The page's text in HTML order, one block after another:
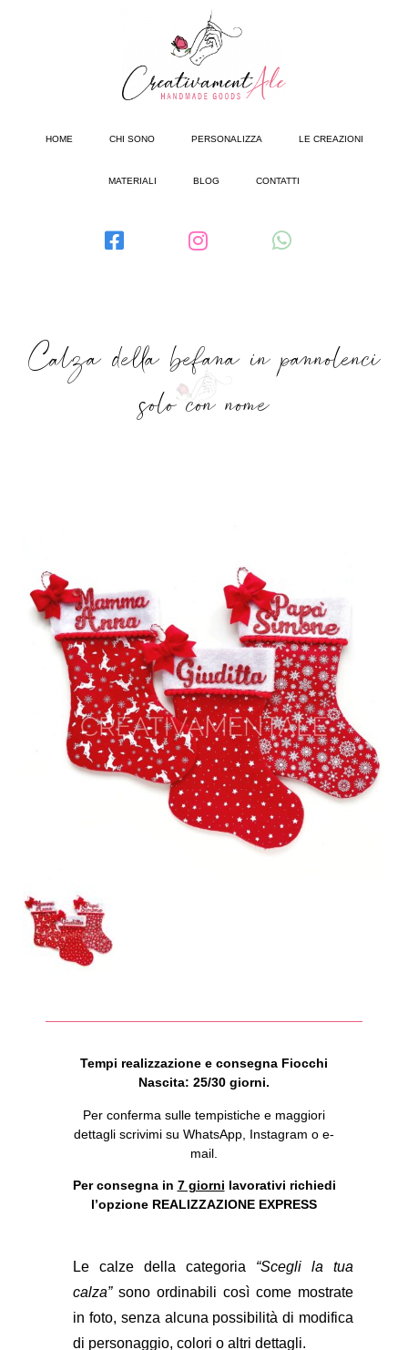
HOME CHI SONO PERSONALIZZA LE CREAZIONI
MATERIALI BLOG CONTATTI
Calza della befana in pannolenci
solo con nome
Tempi realizzazione e consegna Fiocchi
Nascita: 25/30 giorni.
Per conferma sulle tempistiche e maggiori
dettagli scrivimi su WhatsApp, Instagram o e-
mail.
Per consegna in 7 giorni lavorativi richiedi
l’opzione REALIZZAZIONE EXPRESS
Le calze della categoria “Scegli la tua
calza”sono ordinabili così come mostrate
in foto, senza alcuna possibilità di modifica
di personaggio, colori o altri dettagli.